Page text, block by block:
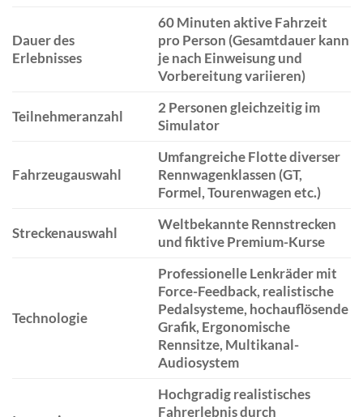
Dauer des
Erlebnisses
60 Minuten aktive Fahrzeit
pro Person (Gesamtdauer kann
je nach Einweisung und
Vorbereitung variieren)
Teilnehmeranzahl
2 Personen gleichzeitig im
Simulator
Fahrzeugauswahl
Umfangreiche Flotte diverser
Rennwagenklassen (GT,
Formel, Tourenwagen etc.)
Streckenauswahl
Weltbekannte Rennstrecken
und fiktive Premium-Kurse
Technologie
Professionelle Lenkräder mit
Force-Feedback, realistische
Pedalsysteme, hochauflösende
Grafik, Ergonomische
Rennsitze, Multikanal-
Audiosystem
Hochgradig realistisches
Fahrerlebnis durch